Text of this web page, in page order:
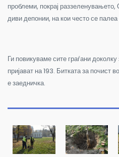
проблеми, покрај
диви депонии, на кои често се палеа
Ги повикуваме сите граѓани
пријават на 193. Битката за почист
е заедничка.